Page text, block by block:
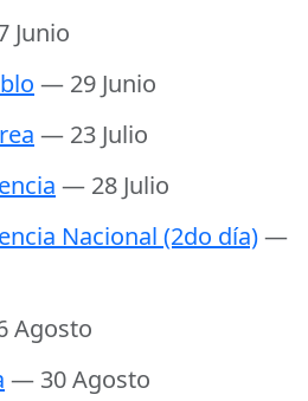
Junio
— 29 Junio
— 23 Julio
— 28 Julio
Nacional (2do día)—
Agosto
— 30 Agosto